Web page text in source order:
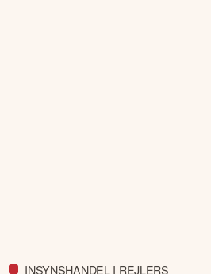
INSYNSHANDEL I REJLERS